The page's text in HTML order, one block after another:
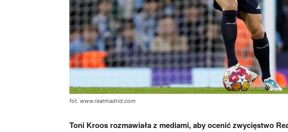
fot. www.realmadrid.com
Toni Kroos rozmawiała z mediami, aby ocenić zwycięstwo